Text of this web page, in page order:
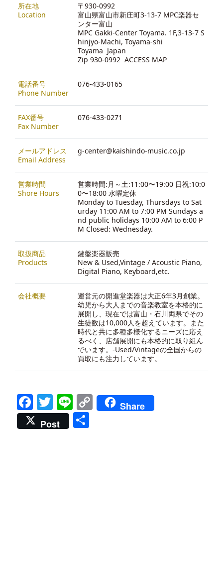
所在地
Location
〒930-0992
富山県富山市新庄町3-13-7 MPC楽器セ
ンター富山
MPC Gakki-Center Toyama. 1F,3-13-7 S
hinjyo-Machi, Toyama-shi
Toyama Japan
Zip 930-0992 ACCESS MAP
電話番号
Phone Number
076-433-0165
FAX番号
Fax Number
076-433-0271
メールアドレス
Email Address
g-center@kaishindo-music.co.jp
営業時間
Shore Hours
営業時間:月～土:11:00〜19:00 日祝:10:0
0〜18:00 水曜定休
Monday to Tuesday, Thursdays to Sat
urday 11:00 AM to 7:00 PM Sundays a
nd public holidays 10:00 AM to 6:00 P
M Closed: Wednesday.
取扱商品
Products
鍵盤楽器販売
New & Used,Vintage / Acoustic Piano,
Digital Piano, Keyboard,etc.
会社概要
運営元の開進堂楽器は大正6年3月創業。
幼児から大人までの音楽教室を本格的に
展開し、現在では富山・石川両県でその
生徒数は10,000人を超えています。また
時代と共に多種多様化するニーズに応え
るべく、店舗展開にも本格的に取り組ん
でいます。-Used/Vintageの全国からの
買取にも注力しています。
Facebook
Twitter
LineCopy
Link
Share
Post